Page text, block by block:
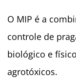
O MIP é a
controle de
biológico e
agrotóxicos.